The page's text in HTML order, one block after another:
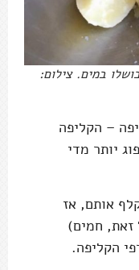
במים. צילום:
– הקליפה
יותר מדי
אותם, אז
זאת, חמים)
הקליפה.